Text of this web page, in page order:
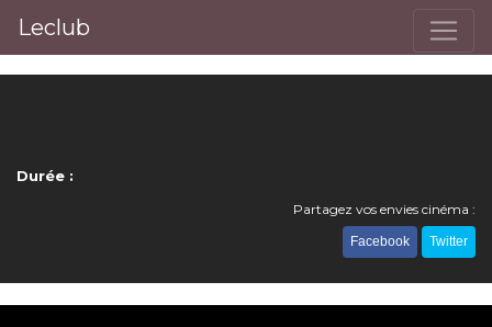
Leclub
Durée :
Partagez vos envies cinéma :
Facebook Twitter